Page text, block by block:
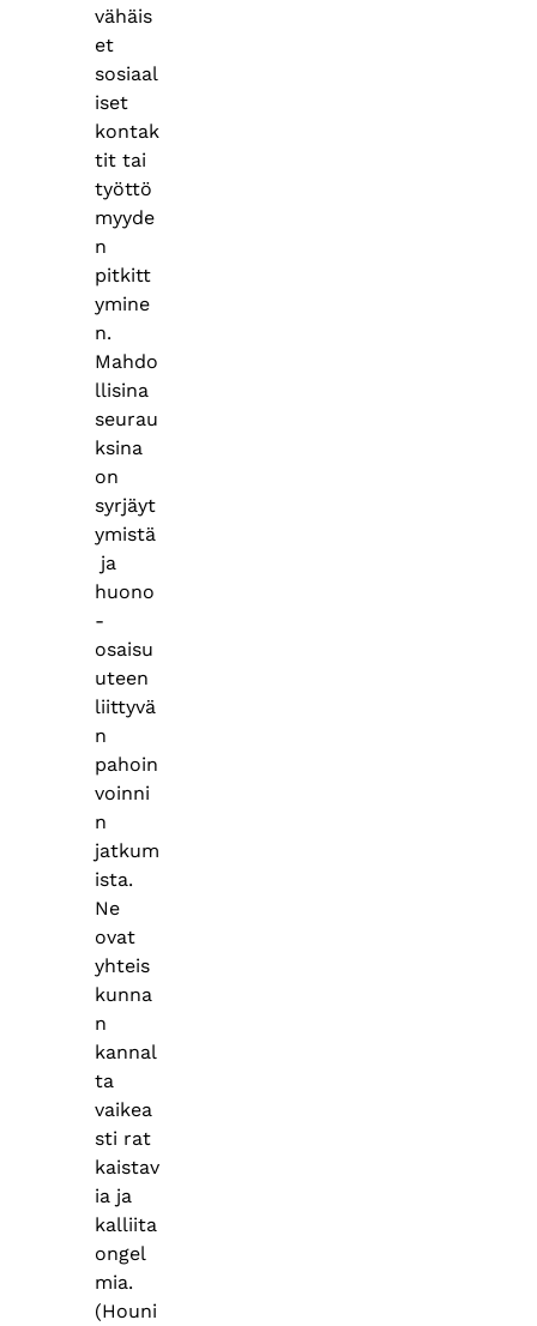
vähäis
et
sosiaal
iset
kontak
tit tai
työttö
myyde
n
pitkitt
ymine
n.
Mahdo
llisina
seurau
ksina
on
syrjäyt
ymistä
ja
huono
-
osaisu
uteen
liittyvä
n
pahoin
voinni
n
jatkum
ista.
Ne
ovat
yhteis
kunna
n
kannal
ta
vaikea
sti rat
kaistav
ia ja
kalliita
ongel
mia.
(Houni